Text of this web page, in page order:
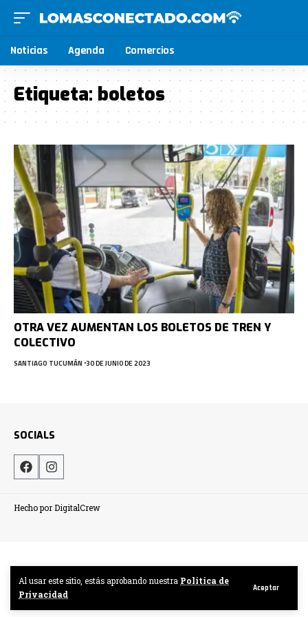
Al usar este sitio, estás aprobando nuestra Politica de
Privacidad
Aceptar
Noticias Agenda Comercios
Etiqueta:boletos
OTRA VEZ AUMENTAN LOS BOLETOS DE TREN Y
COLECTIVO
SANTIAGO TUCUMÁN 30 DE JUNIO DE 2023
SOCIALS
Hecho por DigitalCrew